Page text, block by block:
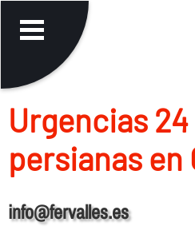
Urgencias
persianas en
info@fervalles.es